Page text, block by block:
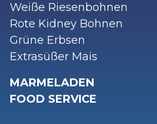
Weiße Riesenbohnen
Rote Kidney Bohnen
Grüne Erbsen
Extrasüßer Mais
MARMELADEN
FOOD SERVICE